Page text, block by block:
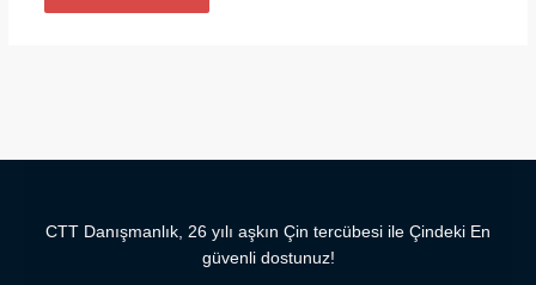
CTT Danışmanlık, 26 yılı aşkın Çin tercübesi ile Çindeki En
güvenli dostunuz!